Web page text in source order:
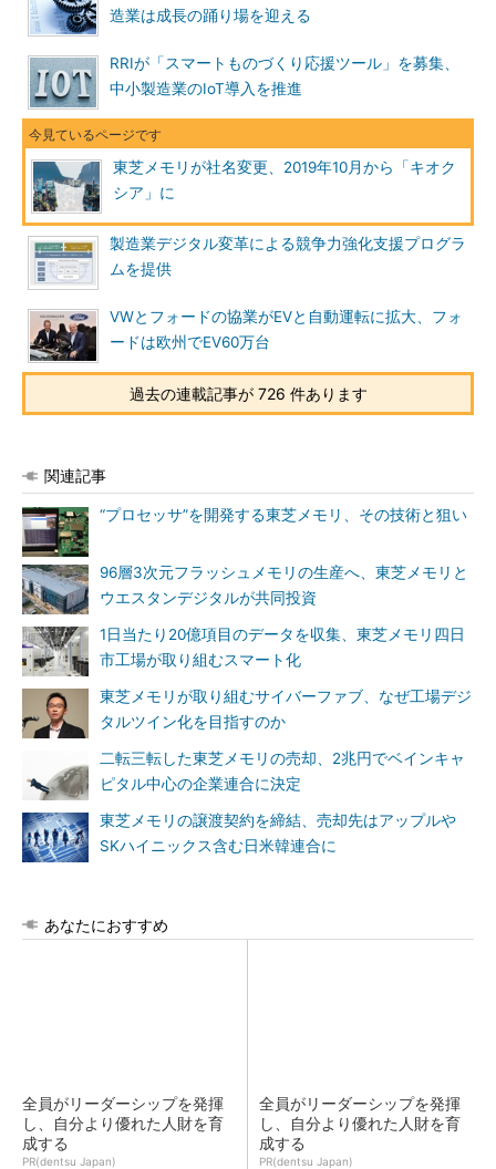
造業は成長の踊り場を迎える
RRIが「スマートものづくり応援ツール」を募集、
中小製造業のIoT導入を推進
東芝メモリが社名変更、2019年10月から「キオク
シア」に
製造業デジタル変革による競争力強化支援プログラ
ムを提供
VWとフォードの協業がEVと自動運転に拡大、フォ
ードは欧州でEV60万台
過去の連載記事が 726 件あります
関連記事
“プロセッサ”を開発する東芝メモリ、その技術と狙い
96層3次元フラッシュメモリの生産へ、東芝メモリと
ウエスタンデジタルが共同投資
1日当たり20億項目のデータを収集、東芝メモリ四日
市工場が取り組むスマート化
東芝メモリが取り組むサイバーファブ、なぜ工場デジ
タルツイン化を目指すのか
二転三転した東芝メモリの売却、2兆円でベインキャ
ピタル中心の企業連合に決定
東芝メモリの譲渡契約を締結、売却先はアップルや
SKハイニックス含む日米韓連合に
あなたにおすすめ
全員がリーダーシップを発揮
し、自分より優れた人財を育
成する
PR(dentsu Japan)
全員がリーダーシップを発揮
し、自分より優れた人財を育
成する
PR(dentsu Japan)